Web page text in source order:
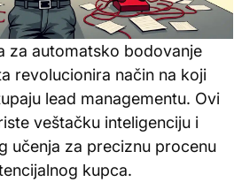
za automatsko bodovanje
revolucionira način na koji
lead managementu. Ovi
veštačku inteligenciju i
učenja za preciznu procenu
kupca.